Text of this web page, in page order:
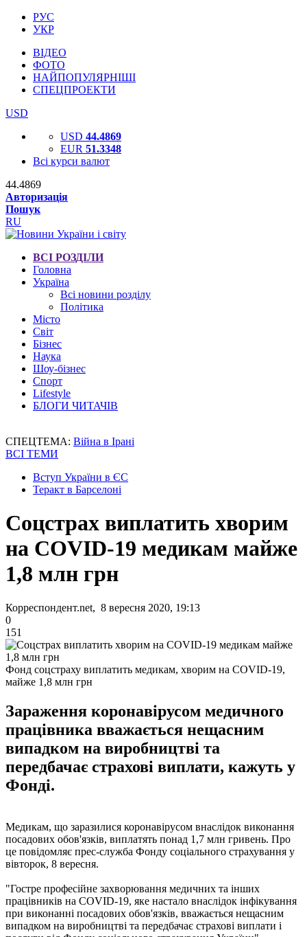
РУС
УКР
ВІДЕО
ФОТО
НАЙПОПУЛЯРНІШІ
СПЕЦПРОЕКТИ
USD
USD 44.4869
EUR 51.3348
Всі курси валют
44.4869
Авторизація
Пошук
RU
ВСІ РОЗДІЛИ
Головна
Україна
Всі новини розділу
Політика
Місто
Світ
Бізнес
Наука
Шоу-бізнес
Спорт
Lifestyle
БЛОГИ ЧИТАЧІВ
СПЕЦТЕМА: Війна в Ірані
ВСІ ТЕМИ
Вступ України в ЄС
Теракт в Барселоні
Соцстрах виплатить хворим
на COVID-19 медикам майже
1,8 млн грн
Корреспондент.net, 8 вересня 2020, 19:13
0
151
Фонд соцстраху виплатить медикам, хворим на COVID-19,
майже 1,8 млн грн
Зараження коронавірусом медичного
працівника вважається нещасним
випадком на виробництві та
передбачає страхові виплати, кажуть у
Фонді.
Медикам, що заразилися коронавірусом внаслідок виконання
посадових обов'язків, виплатять понад 1,7 млн ​​гривень. Про
це повідомляє прес-служба Фонду соціального страхування у
вівторок, 8 вересня.
"Гостре професійне захворювання медичних та інших
працівників на COVID-19, яке настало внаслідок інфікування
при виконанні посадових обов'язків, вважається нещасним
випадком на виробництві та передбачає страхові виплати і